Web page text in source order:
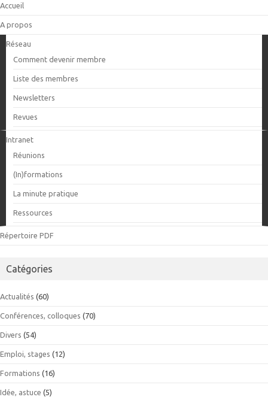
Accueil
A propos
Réseau
Comment devenir membre
Liste des membres
Newsletters
Revues
Intranet
Réunions
(In)formations
La minute pratique
Ressources
Répertoire PDF
Catégories
Actualités (60)
Conférences, colloques (70)
Divers (54)
Emploi, stages (12)
Formations (16)
Idée, astuce (5)